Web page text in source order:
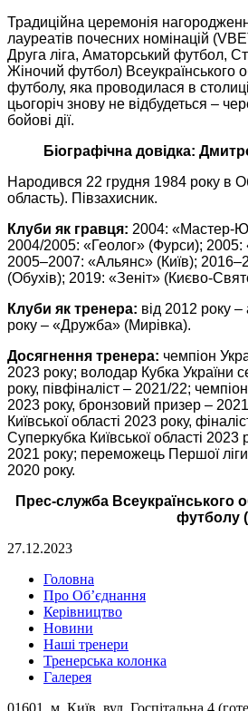
Традиційна церемонія
лауреатів почесних номінацій
Друга ліга, Аматорський футбол,
Жіночий футбол) Всеукраїнського
футболу, яка проводилася в
цьогоріч знову не відбудеться ‒
бойові дії.
Біографічна довідка:
Народився 22 грудня 1984 року в
область). Півзахисник.
Клуби як гравця: 2004: «Мастер-
2004/2005: «Геолог» (Фурси); 2005:
2005‒2007: «Альянс» (Київ);
(Обухів); 2019: «Зеніт» (Києво-
Клуби як тренера: від 2012 року
року – «Дружба» (Мирівка).
Досягнення тренера: чемпіон
2023 року; володар Кубка України
року, півфіналіст – 2021/22; чемпіон
2023 року, бронзовий призер –
Київської області 2023 року,
Суперкубка Київської області 2023
2021 року; переможець Першої ліги
2020 року.
Прес-служба Всеукраїнського
футболу
27.12.2023
Головна
Про Об’єднання
Керівництво
Новини
Наші тренери
Тренерська колонка
Галерея
01601, м. Київ, вул. Госпітальна 4